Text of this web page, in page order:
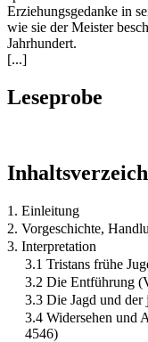
Erziehungsgedanke in
wie sie der Meister
Jahrhundert.
[...]
Leseprobe
1. Einleitung
2. Vorgeschichte,
3. Interpretation
3.1 Tristans frühe
3.2 Die Entführung
3.3 Die Jagd und
3.4 Widersehen und
4546)